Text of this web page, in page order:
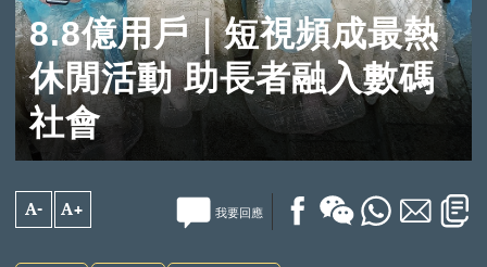
8.8億用戶｜短視頻成最熱
休閒活動 助長者融入數碼
社會
A- A+ 我要回應